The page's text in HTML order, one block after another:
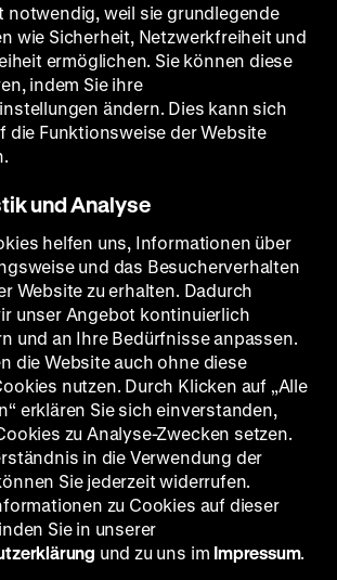
AdR, H. 2, 1994, Gruppe 10,
Autor: Sabine Josefine Brand
Zu
unserer
YouTube
Seite
Zu
unserer
Facebook
Seite
Zu
unserer
LinkedIn
Seite
Zu
Zu
unserer
Soundcloud
Seite
notwendig, weil sie grundlegende
wie Sicherheit, Netzwerkfreiheit und
ermöglichen. Sie können diese
indem Sie ihre
ändern. Dies kann sich
die Funktionsweise der Website
und Analyse
helfen uns, Informationen über
und das Besucherverhalten
Website zu erhalten. Dadurch
unser Angebot kontinuierlich
und an Ihre Bedürfnisse anpassen.
die Website auch ohne diese
nutzen. Durch Klicken auf „Alle
erklären Sie sich einverstanden,
zu Analyse-Zwecken setzen.
in die Verwendung der
Sie jederzeit widerrufen.
zu Cookies auf dieser
Sie in unserer
und zu uns im Impressum.